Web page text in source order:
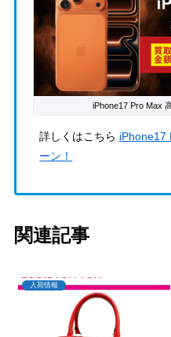
iPhone17 Pro Max
詳しくはこちら iPhone17
ーン！
関連記事
入荷情報